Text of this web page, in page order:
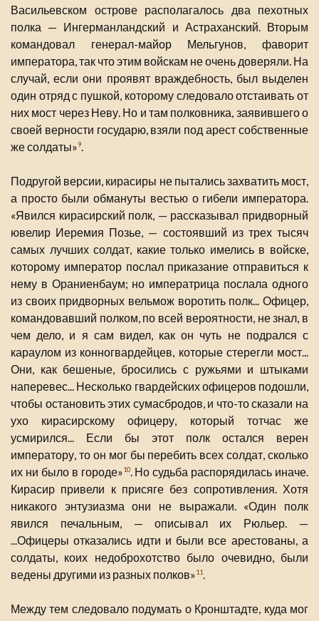
Васильевском острове располагалось два пехотных
полка — Ингерманландский и Астраханский. Вторым
командовал генерал-майор Мельгунов, фаворит
императора, так что этим войскам не очень доверяли. На
случай, если они проявят враждебность, был выделен
один отряд с пушкой, которому следовало отстаивать от
них мост через Неву. Но и там полковника, заявившего о
своей верности государю, взяли под арест собственные
же солдаты»9
Подругой версии, кирасиры не пытались захватить мост,
а просто были обмануты вестью о гибели императора.
«Явился кирасирский полк, — рассказывал придворный
ювелир Иеремия Позье, — состоявший из трех тысяч
самых лучших солдат, какие только имелись в войске,
которому император послал приказание отправиться к
нему в Ораниенбаум; но императрица послала одного
из своих придворных вельмож воротить полк... Офицер,
командовавший полком, по всей вероятности, не знал, в
чем дело, и я сам видел, как он чуть не подрался с
караулом из конногвардейцев, которые стерегли мост...
Они, как бешеные, бросились с ружьями и штыками
наперевес... Несколько гвардейских офицеров подошли,
чтобы остановить этих сумасбродов, и что-то сказали на
ухо кирасирскому офицеру, который тотчас же
усмирился... Если бы этот полк остался верен
императору, то он мог бы перебить всех солдат, сколько
их ни было в городе»10. Но судьба распорядилась иначе.
Кирасир привели к присяге без сопротивления. Хотя
никакого энтузиазма они не выражали. «Один полк
явился печальным, — описывал их Рюльер. —
...Офицеры отказались идти и были все арестованы, а
солдаты, коих недоброхотство было очевидно, были
ведены другими из разных полков»11.
Между тем следовало подумать о Кронштадте, куда мог